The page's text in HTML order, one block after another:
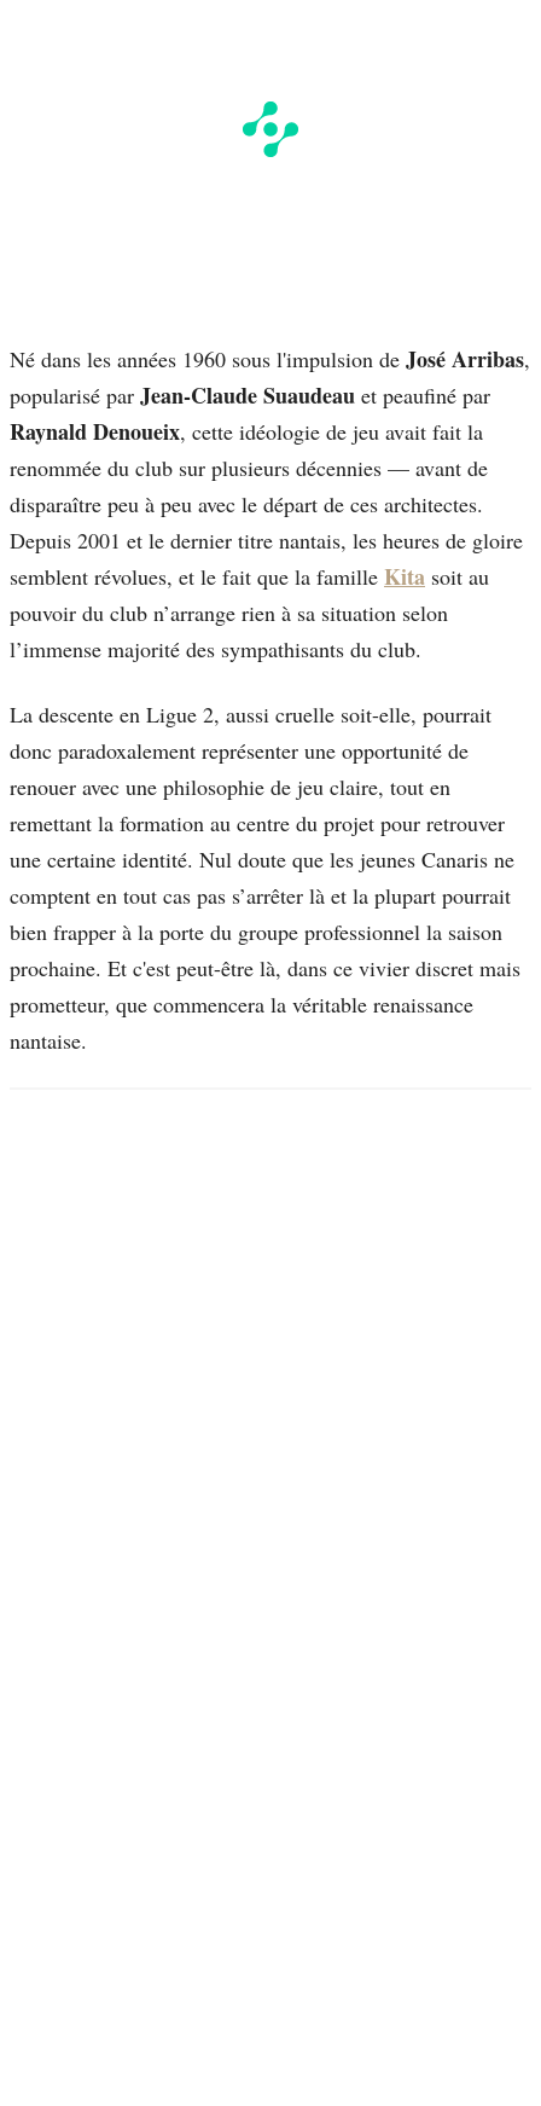
Né dans les années 1960 sous l'impulsion de José Arribas,
popularisé par Jean-Claude Suaudeau et peaufiné par
Raynald Denoueix, cette idéologie de jeu avait fait la
renommée du club sur plusieurs décennies — avant de
disparaître peu à peu avec le départ de ces architectes.
Depuis 2001 et le dernier titre nantais, les heures de gloire
semblent révolues, et le fait que la famille Kita soit au
pouvoir du club n’arrange rien à sa situation selon
l’immense majorité des sympathisants du club.
La descente en Ligue 2, aussi cruelle soit-elle, pourrait
donc paradoxalement représenter une opportunité de
renouer avec une philosophie de jeu claire, tout en
remettant la formation au centre du projet pour retrouver
une certaine identité. Nul doute que les jeunes Canaris ne
comptent en tout cas pas s’arrêter là et la plupart pourrait
bien frapper à la porte du groupe professionnel la saison
prochaine. Et c'est peut-être là, dans ce vivier discret mais
prometteur, que commencera la véritable renaissance
nantaise.